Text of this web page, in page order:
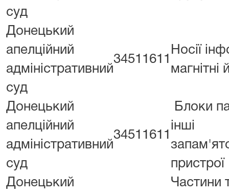
суд
Донецький
апелційний
адміністративний
суд
34511611
Носії
магнітні
Донецький
апелційний
адміністративний
суд
34511611
Блоки
інші
пристрої
Донецький
Частини